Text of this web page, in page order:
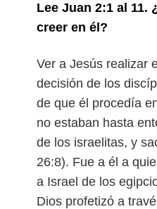
Lee Juan 2:1 al 11.
creer en él?
Ver a Jesús realizar
decisión de los
de que él procedía
no estaban hasta
de los israelitas, y
26:8). Fue a él a
a Israel de los
Dios profetizó a